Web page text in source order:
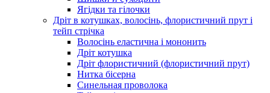
Ягідки та гілочки
Дріт в котушках, волосінь, флористичний прут і
тейп стрічка
Волосінь еластична і мононить
Дріт котушка
Дріт флористичний (флористичний прут)
Нитка бісерна
Синельная проволока